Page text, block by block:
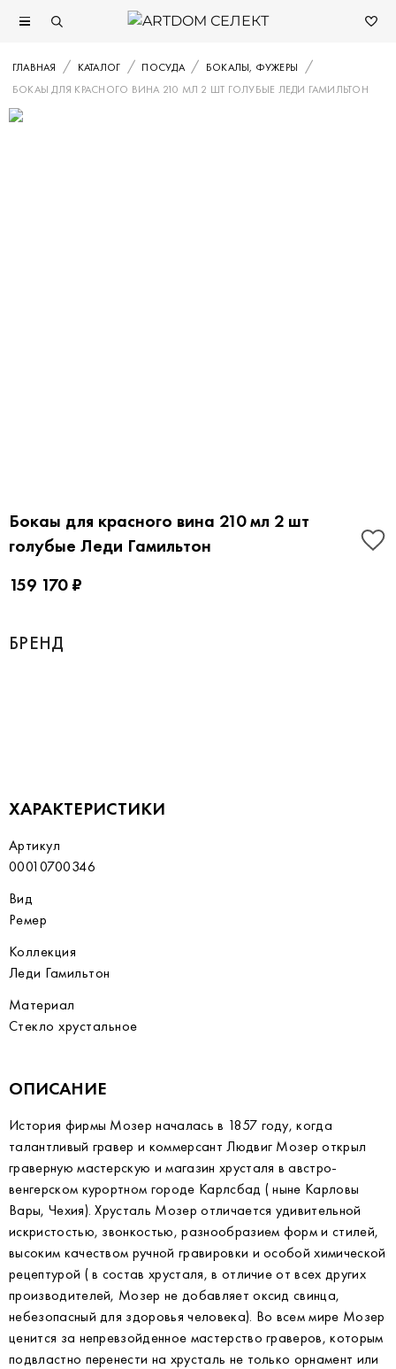
ГЛАВНАЯ КАТАЛОГ ПОСУДА
БОКАЛЫ, ФУЖЕРЫ
БОКАЫ ДЛЯ КРАСНОГО ВИНА 210 МЛ 2 ШТ ГОЛУБЫЕ ЛЕДИ ГАМИЛЬТОН
Бокаы для красного вина 210 мл 2 шт
голубые Леди Гамильтон
159 170 ₽
БРЕНД
ХАРАКТЕРИСТИКИ
Артикул
00010700346
Вид
Ремер
Коллекция
Леди Гамильтон
Материал
Стекло хрустальное
ОПИСАНИЕ
История фирмы Мозер началась в 1857 году, когда
талантливый гравер и коммерсант Людвиг Мозер открыл
граверную мастерскую и магазин хрусталя в австро-
венгерском курортном городе Карлсбад ( ныне Карловы
Вары, Чехия). Хрусталь Мозер отличается удивительной
искристостью, звонкостью, разнообразием форм и стилей,
высоким качеством ручной гравировки и особой химической
рецептурой ( в состав хрусталя, в отличие от всех других
производителей, Мозер не добавляет оксид свинца,
небезопасный для здоровья человека). Во всем мире Мозер
ценится за непревзойденное мастерство граверов, которым
подвластно перенести на хрусталь не только орнамент или